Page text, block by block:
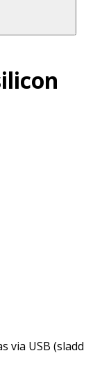
via USB (sladd